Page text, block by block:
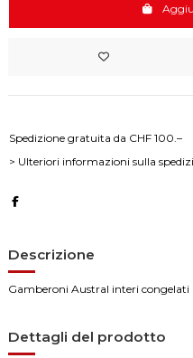
Spedizione gratuita da CHF 100.–
> Ulteriori informazioni sulla
Descrizione
Gamberoni Austral interi congelati
Dettagli del prodotto